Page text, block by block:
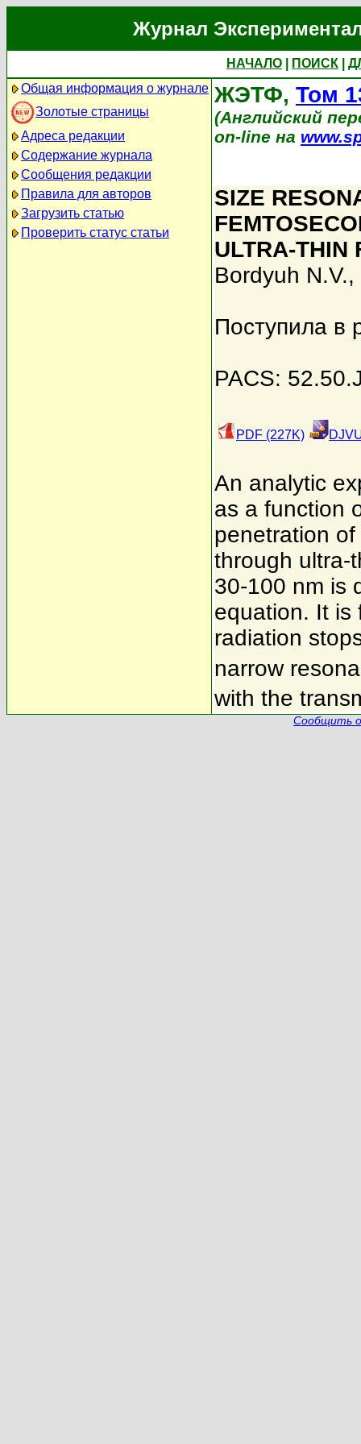
Журнал
НАЧАЛО ПОИСК
Общая информация о журнале
Золотые страницы
Адреса редакции
Содержание журнала
Сообщения редакции
Правила для авторов
Загрузить статью
Проверить статус статьи
ЖЭТФ, Том
(Английский
on-line на
SIZE
ULTRA-THIN
Bordyuh N.V.,
Поступила в
PACS:
PDF (227K)
An analytic
as a function
penetration
through ultra-
30-100 nm is
equation. It is
radiation
narrow
with the
Сообщить о